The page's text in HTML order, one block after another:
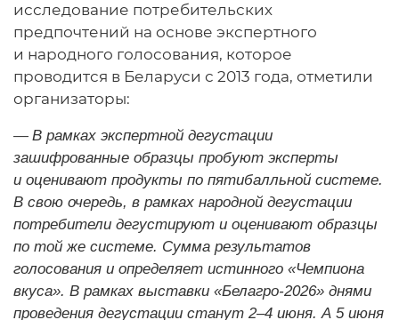
исследование потребительских
предпочтений на основе экспертного
и народного голосования, которое
проводится в Беларуси с 2013 года, отметили
организаторы:
— В рамках экспертной дегустации
зашифрованные образцы пробуют эксперты
и оценивают продукты по пятибалльной системе.
В свою очередь, в рамках народной дегустации
потребители дегустируют и оценивают образцы
по той же системе. Сумма результатов
голосования и определяет истинного «Чемпиона
вкуса». В рамках выставки «Белагро-2026» днями
проведения дегустации станут 2–4 июня. А 5 июня